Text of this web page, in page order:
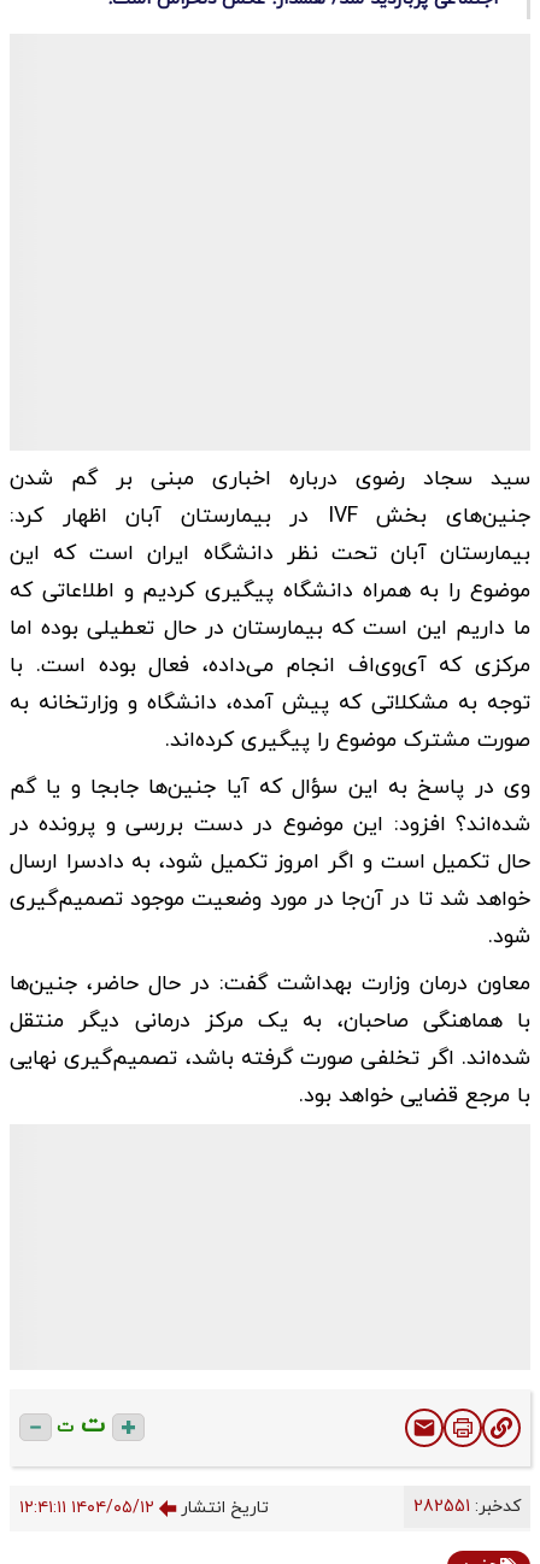
سید سجاد رضوی درباره اخباری مبنی بر گم شدن
جنین‌های بخش IVF در بیمارستان آبان اظهار کرد:
بیمارستان آبان تحت نظر دانشگاه ایران است که این
موضوع را به همراه دانشگاه پیگیری کردیم و اطلاعاتی که
ما داریم این است که بیمارستان در حال تعطیلی بوده اما
مرکزی که آی‌وی‌اف انجام می‌داده، فعال بوده است. با
توجه به مشکلاتی که پیش آمده، دانشگاه و وزارتخانه به
صورت مشترک موضوع را پیگیری کرده‌اند.
وی در پاسخ به این سؤال که آیا جنین‌ها جابجا و یا گم
شده‌اند؟ افزود: این موضوع در دست بررسی و پرونده در
حال تکمیل است و اگر امروز تکمیل شود، به دادسرا ارسال
خواهد شد تا در آن‌جا در مورد وضعیت موجود تصمیم‌گیری
شود.
معاون درمان وزارت بهداشت گفت: در حال حاضر، جنین‌ها
با هماهنگی صاحبان، به یک مرکز درمانی دیگر منتقل
شده‌اند. اگر تخلفی صورت گرفته باشد، تصمیم‌گیری نهایی
با مرجع قضایی خواهد بود.
ت ت
کدخبر: تاریخ انتشار ۱۴۰۴/۰۵/۱۲ ۱۲:۴۱:۱۱